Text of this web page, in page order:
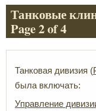
Танковые
Page 2 of 4
Танковая дивизия (
была включать:
Управление